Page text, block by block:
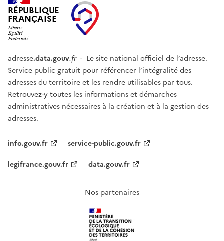
RÉPUBLIQUE
FRANÇAISE
adresse.data.gouv.fr- Le site national officiel de l’adresse.
Service public gratuit pour référencer l’intégralité des
adresses du territoire et les rendre utilisables par tous.
Retrouvez-y toutes les informations et démarches
administratives nécessaires à la création et à la gestion des
adresses.
info.gouv.fr
service-public.gouv.fr
legifrance.gouv.fr
data.gouv.fr
Nos partenaires